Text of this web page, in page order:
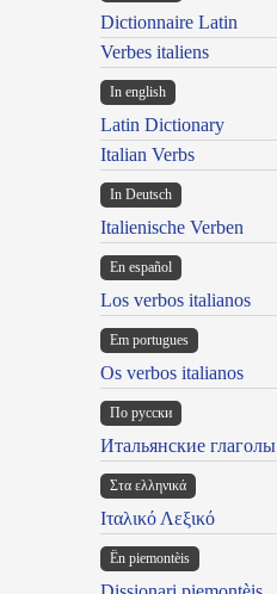
Dictionnaire Latin
Verbes italiens
In english
Latin Dictionary
Italian Verbs
In Deutsch
Italienische Verben
En español
Los verbos italianos
Em portugues
Os verbos italianos
По русски
Итальянские глаголы
Στα ελληνικά
Ιταλικό Λεξικό
Ën piemontèis